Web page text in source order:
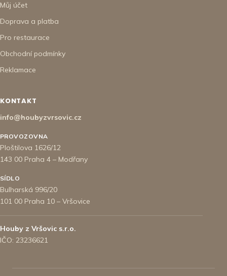
Můj účet
Doprava a platba
Pro restaurace
Obchodní podmínky
Reklamace
KONTAKT
info@houbyzvrsovic.cz
PROVOZOVNA
Ploštilova 1626/12
143 00 Praha 4 – Modřany
SÍDLO
Bulharská 996/20
101 00 Praha 10 – Vršovice
Houby z Vršovic s.r.o.
IČO: 23236621